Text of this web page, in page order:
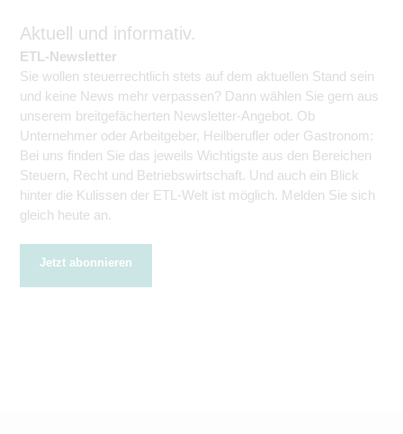
Aktuell und informativ.
ETL-Newsletter
Sie wollen steuerrechtlich stets auf dem aktuellen Stand sein
und keine News mehr verpassen? Dann wählen Sie gern aus
unserem breitgefächerten Newsletter-Angebot. Ob
Unternehmer oder Arbeitgeber, Heilberufler oder Gastronom:
Bei uns finden Sie das jeweils Wichtigste aus den Bereichen
Steuern, Recht und Betriebswirtschaft. Und auch ein Blick
hinter die Kulissen der ETL-Welt ist möglich. Melden Sie sich
gleich heute an.
Jetzt abonnieren